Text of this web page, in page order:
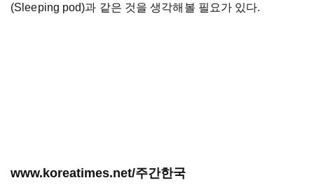
(Sleeping pod)과 같은 것을 생각해볼 필요가 있다.
www.koreatimes.net/주간한국